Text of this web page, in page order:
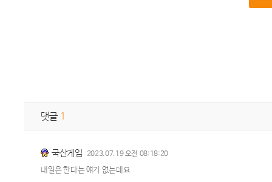
댓글 1
국산게임 2023.07.19 오전 08:18:20
내일은 한다는 얘기 없는데요